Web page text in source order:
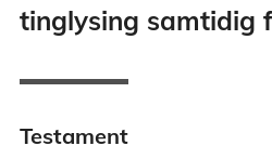
tinglysing samtidig
Testament